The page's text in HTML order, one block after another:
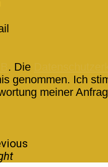
. Die
genommen. Ich
meiner